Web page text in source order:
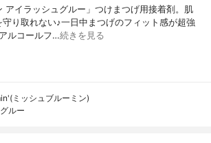
アイラッシュグルー」つけまつげ用接着剤。肌
り取れない♪一日中まつげのフィット感が超強
ルコールフ…続きを見る
ミッシュブルーミン)
ルー